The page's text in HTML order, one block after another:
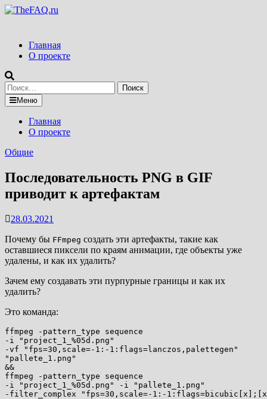
Перейти
Главная
О проекте
Найти:
Меню
Главная
О проекте
Общие
Последовательность PNG в GIF
приводит к артефактам
28.03.2021
Почему бы FFmpeg создать эти артефакты, такие как
оставшиеся пиксели по краям анимации, где объекты уже
удалены, и как их удалить?
Зачем ему создавать эти пурпурные границы и как их
удалить?
Это команда:
ffmpeg -pattern_type sequence
-i "project_1_%05d.png"
-vf "fps=30,scale=-1:-1:flags=lanczos,palettegen"
"pallete_1.png"
&&
ffmpeg -pattern_type sequence
-i "project_1_%05d.png" -i "pallete_1.png"
-filter_complex "fps=30,scale=-1:-